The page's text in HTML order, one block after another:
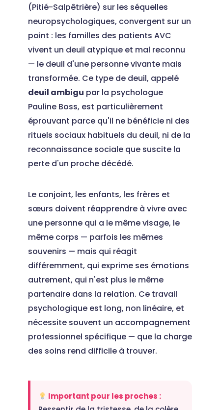
(Pitié-Salpêtrière) sur les séquelles
neuropsychologiques, convergent sur un
point : les familles des patients AVC
vivent un deuil atypique et mal reconnu
— le deuil d'une personne vivante mais
transformée. Ce type de deuil, appelé
deuil ambigu par la psychologue
Pauline Boss, est particulièrement
éprouvant parce qu'il ne bénéficie ni des
rituels sociaux habituels du deuil, ni de la
reconnaissance sociale que suscite la
perte d'un proche décédé.
Le conjoint, les enfants, les frères et
sœurs doivent réapprendre à vivre avec
une personne qui a le même visage, le
même corps — parfois les mêmes
souvenirs — mais qui réagit
différemment, qui exprime ses émotions
autrement, qui n'est plus le même
partenaire dans la relation. Ce travail
psychologique est long, non linéaire, et
nécessite souvent un accompagnement
professionnel spécifique — que la charge
des soins rend difficile à trouver.
Important pour les proches :